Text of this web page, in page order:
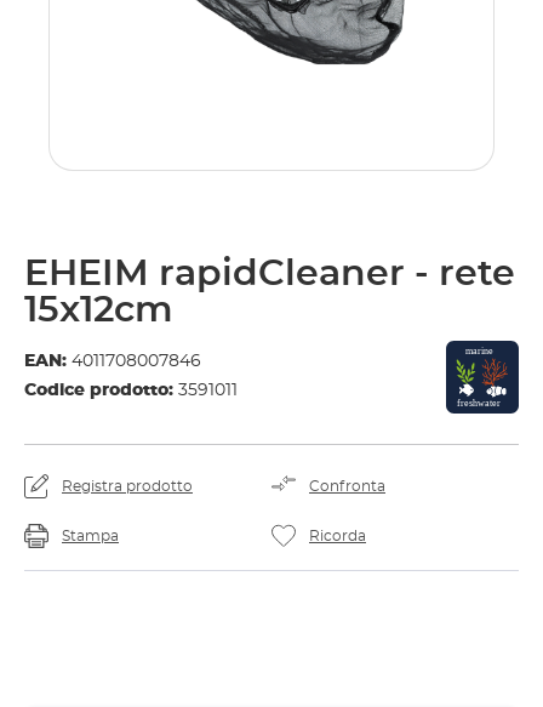
EHEIM rapidCleaner - rete
15x12cm
EAN: 4011708007846
Codice prodotto: 3591011
Registra prodotto Confronta
Stampa Ricorda